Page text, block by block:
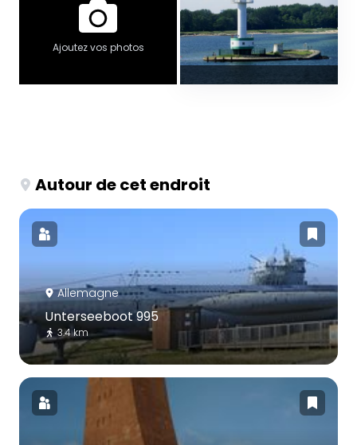
Ajoutez vos photos
Autour de cet endroit
Allemagne
Unterseeboot 995
3.4 km